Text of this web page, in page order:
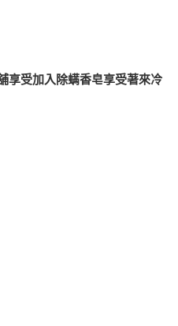
享受加入除螨香皂享受著來冷